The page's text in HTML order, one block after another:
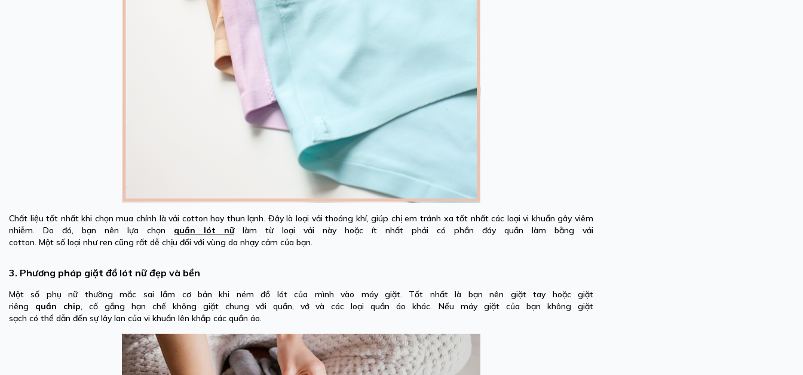
Chất liệu tốt nhất khi chọn mua chính là vải cotton hay thun lạnh. Đây là loại vải thoáng khí, giúp chị em tránh xa tốt nhất các loại vi khuẩn gây viêm
nhiễm. Do đó, bạn nên lựa chọn quần lót nữlàm từ loại vải này hoặc ít nhất phải có phần đáy quần làm bằng vải
cotton. Một số loại như ren cũng rất dễ chịu đối với vùng da nhạy cảm của bạn.
3. Phương pháp giặt đồ lót nữ đẹp và bền
Một số phụ nữ thường mắc sai lầm cơ bản khi ném đồ lót của mình vào máy giặt. Tốt nhất là bạn nên giặt tay hoặc giặt
riêng quần chip, cố gắng hạn chế không giặt chung với quần, vớ và các loại quần áo khác. Nếu máy giặt của bạn không giặt
sạch có thể dẫn đến sự lây lan của vi khuẩn lên khắp các quần áo.